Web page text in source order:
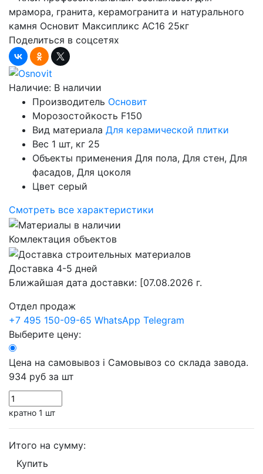
Поделиться в соцсетях
Наличие: В наличии
Производитель Основит
Морозостойкость F150
Вид материала Для керамической плитки
Вес 1 шт, кг 25
Объекты применения Для пола, Для стен, Для
фасадов, Для цоколя
Цвет серый
Смотреть все характеристики
Комлектация объектов
Доставка 4-5 дней
Ближайшая дата доставки: [07.08.2026 г.
Отдел продаж
+7 495 150-09-65 WhatsApp Telegram
Выберите цену:
Цена на самовывоз i Самовывоз со склада завода.
934 руб за шт
кратно 1 шт
Итого на сумму:
Купить